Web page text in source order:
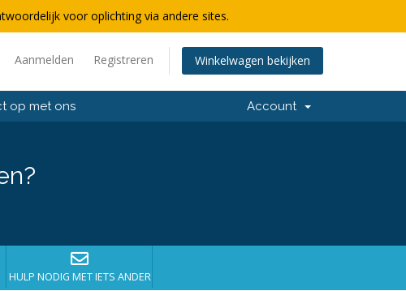
voor oplichting via andere sites.
Aanmelden Registreren Winkelwagen bekijken
op met ons Account
HULP NODIG MET IETS ANDERS?